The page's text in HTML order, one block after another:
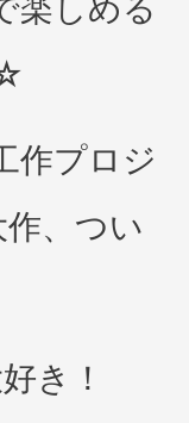
楽しめる
作プロジ
、つい
き！